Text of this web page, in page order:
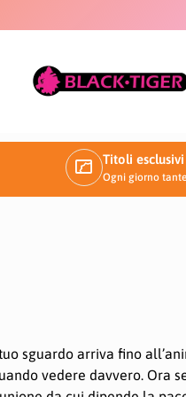
Casa
manga Titoli esclusivi
Ogni giorno
sguardo arriva fino
vedere davvero. Ora